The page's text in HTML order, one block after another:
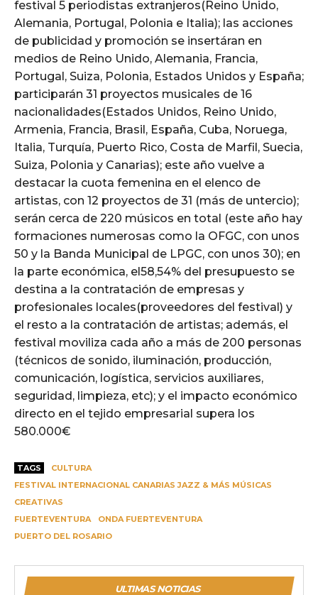
festival 5 periodistas extranjeros(Reino Unido,
Alemania, Portugal, Polonia e Italia); las acciones
de publicidad y promoción se insertáran en
medios de Reino Unido, Alemania, Francia,
Portugal, Suiza, Polonia, Estados Unidos y España;
participarán 31 proyectos musicales de 16
nacionalidades(Estados Unidos, Reino Unido,
Armenia, Francia, Brasil, España, Cuba, Noruega,
Italia, Turquía, Puerto Rico, Costa de Marfil, Suecia,
Suiza, Polonia y Canarias); este año vuelve a
destacar la cuota femenina en el elenco de
artistas, con 12 proyectos de 31 (más de untercio);
serán cerca de 220 músicos en total (este año hay
formaciones numerosas como la OFGC, con unos
50 y la Banda Municipal de LPGC, con unos 30); en
la parte económica, el58,54% del presupuesto se
destina a la contratación de empresas y
profesionales locales(proveedores del festival) y
el resto a la contratación de artistas; además, el
festival moviliza cada año a más de 200 personas
(técnicos de sonido, iluminación, producción,
comunicación, logística, servicios auxiliares,
seguridad, limpieza, etc); y el impacto económico
directo en el tejido empresarial supera los
580.000€
TAGS
CULTURA
FESTIVAL INTERNACIONAL CANARIAS JAZZ & MÁS MÚSICAS
CREATIVAS
FUERTEVENTURA
ONDA FUERTEVENTURA
PUERTO DEL ROSARIO
ULTIMAS NOTICIAS